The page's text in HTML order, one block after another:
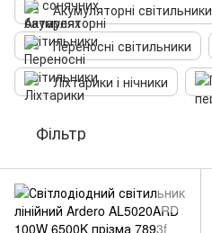
Акумуляторні світильники
Переносні світильники
Ліхтарики і нічники
Фільтр